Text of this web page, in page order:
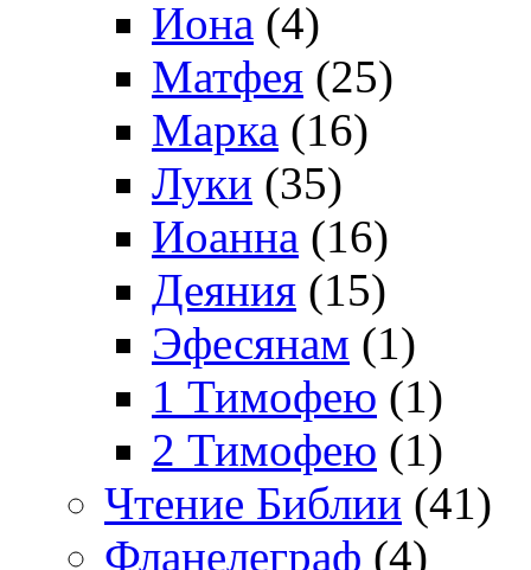
Иона (4)
Матфея (25)
Марка (16)
Луки (35)
Иоанна (16)
Деяния (15)
Эфесянам (1)
1 Тимофею (1)
2 Тимофею (1)
Чтение Библии (41)
Фланелеграф (4)